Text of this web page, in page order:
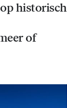
historisch
of